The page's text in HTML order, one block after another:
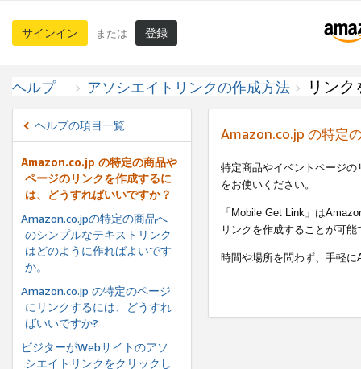
サインイン または 登録
ヘルプ アソシエイトリンクの作成方法 リン
ヘルプの項目一覧
Amazon.co.jp の特定の商品や
ページのリンクを作成するに
は、どうすればいいですか？
Amazon.co.jpの特定の商品へ
のシンプルなテキストリンク
はどのように作ればよいです
か。
Amazon.co.jp の特定のページ
にリンクするには、どうすれ
ばいいですか?
ビジターがWebサイトのアソ
シエイトリンクをクリックし
Amazon.co.jp の特定
特定商品やイベントページ
をお使いください。
「Mobile Get Link」は
リンクを作成することが可能
時間や場所を問わず、手軽